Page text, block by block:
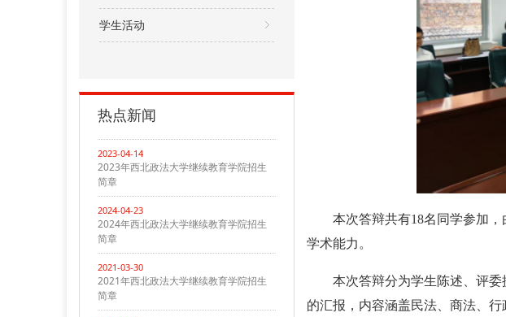
学生活动
热点新闻
2023-04-14
2023年西北政法大学继续教育学院招生
简章
2024-04-23
2024年西北政法大学继续教育学院招生
简章
2021-03-30
2021年西北政法大学继续教育学院招生
简章
本次答辩共有18名同学参加，
学术能力。
本次答辩分为学生陈述、评委
的汇报，内容涵盖民法、 商法、行